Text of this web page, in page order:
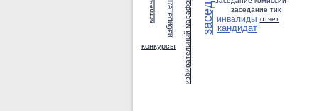
заседание тик
избиратели избирательный марафон инвалиды
кандидат
конкурсы
отчет